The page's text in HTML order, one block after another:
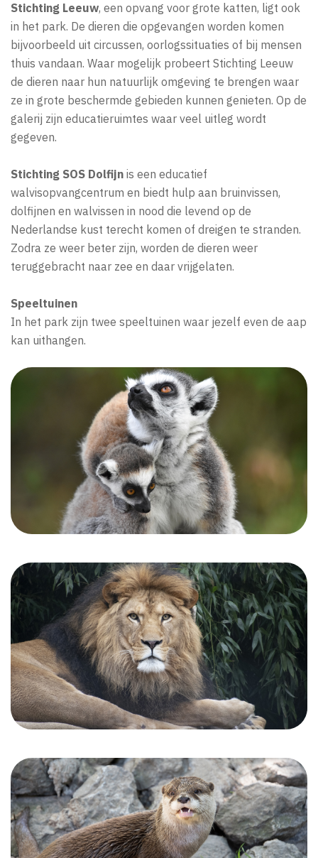
Stichting Leeuw, een opvang voor grote katten, ligt ook
in het park. De dieren die opgevangen worden komen
bijvoorbeeld uit circussen, oorlogssituaties of bij mensen
thuis vandaan. Waar mogelijk probeert Stichting Leeuw
de dieren naar hun natuurlijk omgeving te brengen waar
ze in grote beschermde gebieden kunnen genieten. Op de
galerij zijn educatieruimtes waar veel uitleg wordt
gegeven.
Stichting SOS Dolfijn is een educatief
walvisopvangcentrum en biedt hulp aan bruinvissen,
dolfijnen en walvissen in nood die levend op de
Nederlandse kust terecht komen of dreigen te stranden.
Zodra ze weer beter zijn, worden de dieren weer
teruggebracht naar zee en daar vrijgelaten.
Speeltuinen
In het park zijn twee speeltuinen waar jezelf even de aap
kan uithangen.